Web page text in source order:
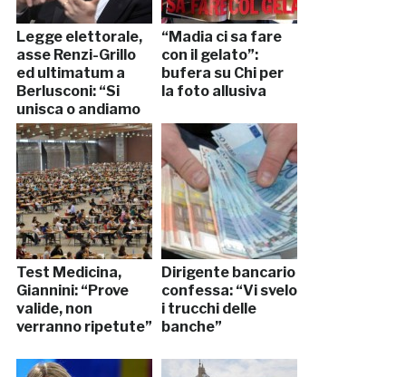
Legge elettorale,
asse Renzi-Grillo
ed ultimatum a
Berlusconi: “Si
unisca o andiamo
avanti da soli”
“Madia ci sa fare
con il gelato”:
bufera su Chi per
la foto allusiva
Test Medicina,
Giannini: “Prove
valide, non
verranno ripetute”
Dirigente bancario
confessa: “Vi svelo
i trucchi delle
banche”